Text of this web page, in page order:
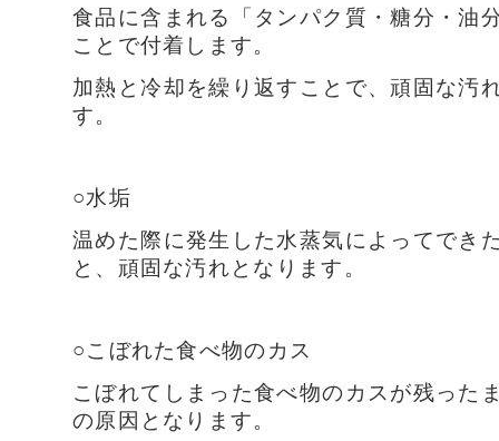
食品に含まれる「タンパク質・糖分・油
ことで付着します。
加熱と冷却を繰り返すことで、頑固な汚
す。
○水垢
温めた際に発生した水蒸気によってでき
と、頑固な汚れとなります。
○こぼれた食べ物のカス
こぼれてしまった食べ物のカスが残った
の原因となります。